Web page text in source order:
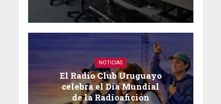
NOTICIAS
El Radio Club Uruguayo
celebra el Día Mundial
de la Radioafición